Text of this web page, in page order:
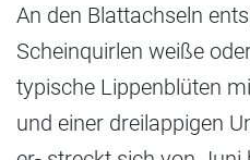
An den Blattachseln
Scheinquirlen weiße
typische Lippenblüten
und einer dreilappigen